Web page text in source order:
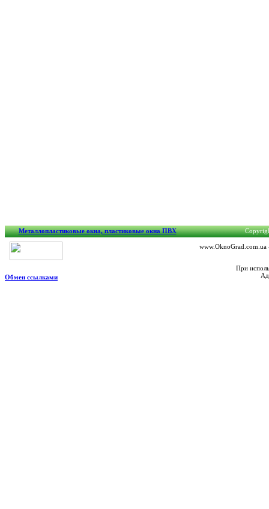
Металлопластиковые окна, пластиковые окна ПВХ
www.OknoGrad.com.ua
При
Обмен ссылками